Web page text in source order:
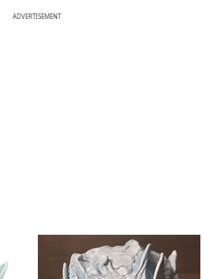
ADVERTISEMENT